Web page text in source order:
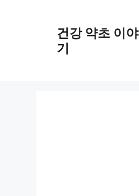
건강 약초 이야
기